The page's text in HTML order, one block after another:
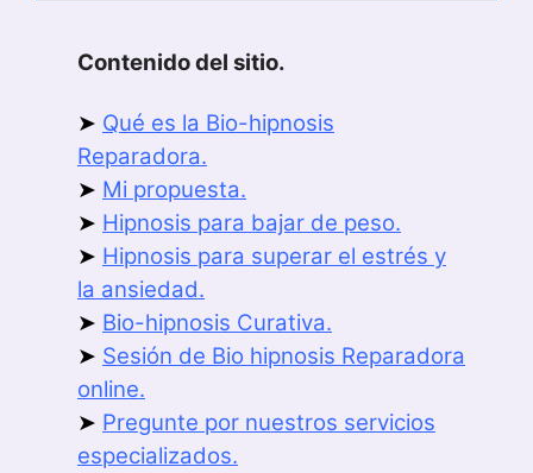
Contenido del sitio.
➤ Qué es la Bio-hipnosis
Reparadora.
➤ Mi propuesta.
➤ Hipnosis para bajar de peso.
➤ Hipnosis para superar el estrés y
la ansiedad.
➤ Bio-hipnosis Curativa.
➤ Sesión de Bio hipnosis Reparadora
online.
➤ Pregunte por nuestros servicios
especializados.